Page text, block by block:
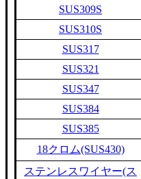
SUS309S
SUS310S
SUS317
SUS321
SUS347
SUS384
SUS385
18クロム(SUS430)
ステンレスワイヤー(ス